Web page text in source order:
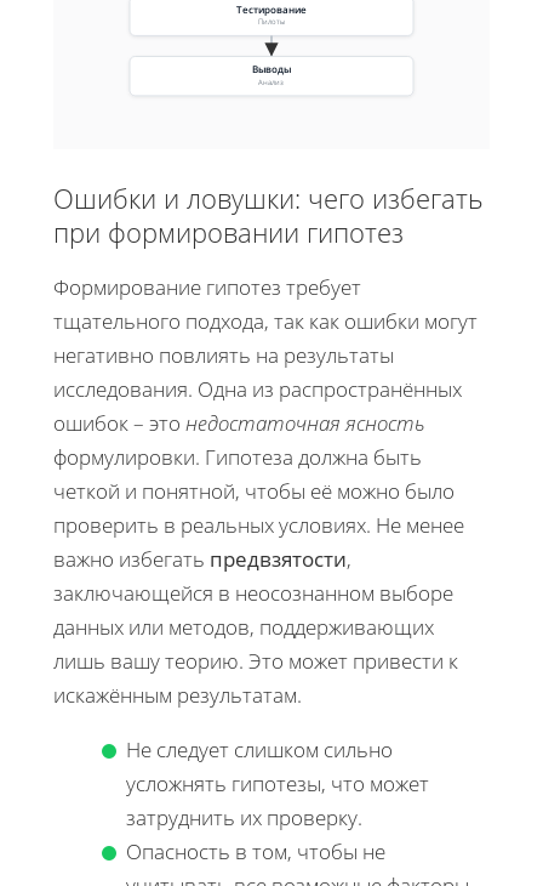
Тестирование
Пилоты
Выводы
Анализ
Ошибки и ловушки: чего избегать
при формировании гипотез
Формирование гипотез требует
тщательного подхода, так как ошибки могут
негативно повлиять на результаты
исследования. Одна из распространённых
ошибок – это недостаточная ясность
формулировки. Гипотеза должна быть
четкой и понятной, чтобы её можно было
проверить в реальных условиях. Не менее
важно избегать предвзятости,
заключающейся в неосознанном выборе
данных или методов, поддерживающих
лишь вашу теорию. Это может привести к
искажённым результатам.
Не следует слишком сильно
усложнять гипотезы, что может
затруднить их проверку.
Опасность в том, чтобы не